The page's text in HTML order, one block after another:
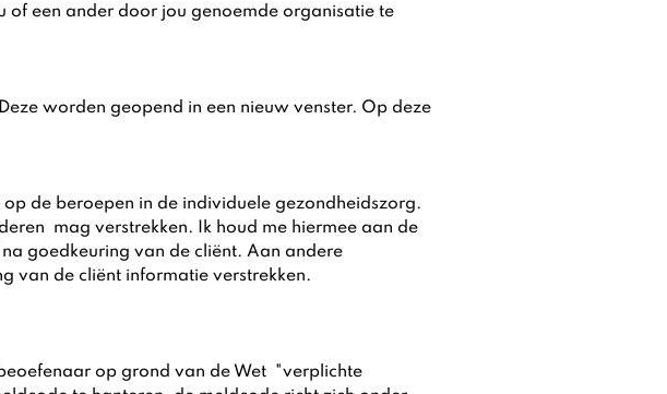
of een ander door jou genoemde organisatie te
worden geopend in een nieuw venster. Op deze
de beroepen in de individuele gezondheidszorg.
mag verstrekken. Ik houd me hiermee aan de
goedkeuring van de cliënt. Aan andere
van de cliënt informatie verstrekken.
op grond van de Wet "verplichte